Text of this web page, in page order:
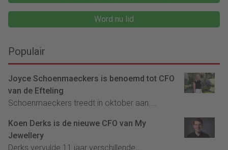
Word nu lid
Populair
Joyce Schoenmaeckers is benoemd tot CFO
van de Efteling
Schoenmaeckers treedt in oktober aan....
Koen Derks is de nieuwe CFO van My
Jewellery
Derks vervulde 11 jaar verschillende...